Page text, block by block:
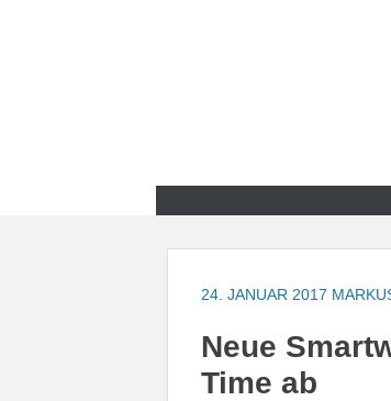
24. JANUAR 2017
Neue
Time ab